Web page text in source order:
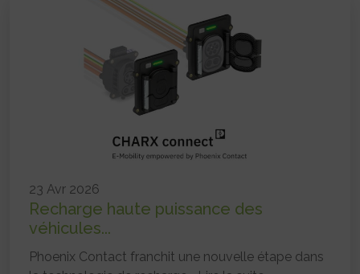
23 Avr 2026
Recharge haute puissance des
véhicules...
Phoenix Contact franchit une nouvelle étape dans